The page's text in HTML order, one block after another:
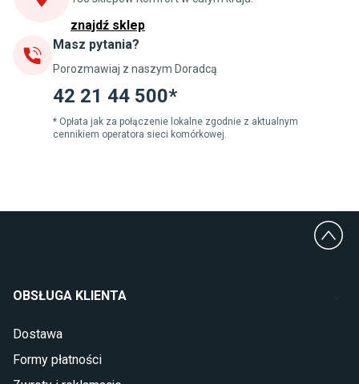
Blaty kuchenne laminowane
Jadalnia
Stoły do jadalni
Krzesła do jadalni
Dywany szare
Lampy w stylu loftowym
Lampy wiszące do jadalni
Wanny Cersanit
Sypialnia
Wykładzina do sypialni
Szafy do sypialni
znajdź sklep
Masz pytania?
Porozmawiaj z naszym Doradcą
42 21 44 500*
* Opłata jak za połączenie lokalne zgodnie z aktualnym
cennikiem operatora sieci komórkowej.
OBSŁUGA KLIENTA
Dostawa
Formy płatności